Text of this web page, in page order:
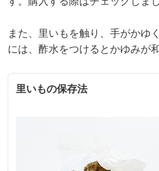
また、里いもを触り、手がかゆ
には、酢水をつけるとかゆみが
里いもの保存法